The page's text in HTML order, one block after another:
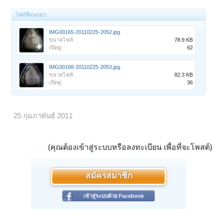
ไฟล์ที่แนบมา:
IMG00165-20110225-2052.jpg
ขนาดไฟล์:
78.9 KB
เปิดดู:
62
IMG00168-20110225-2053.jpg
ขนาดไฟล์:
82.3 KB
เปิดดู:
36
25 กุมภาพันธ์ 2011
(คุณต้องเข้าสู่ระบบหรือลงทะเบียน เพื่อที่จะโพสต์)
สมัครสมาชิก
เข้าสู่ระบบด้วย Facebook